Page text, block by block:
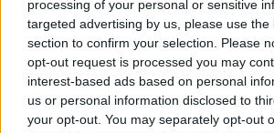
processing of your personal or sensitive
targeted advertising by us, please use the
section to confirm your selection. Please
opt-out request is processed you may
interest-based ads based on personal
us or personal information disclosed to
your opt-out. You may separately opt-out